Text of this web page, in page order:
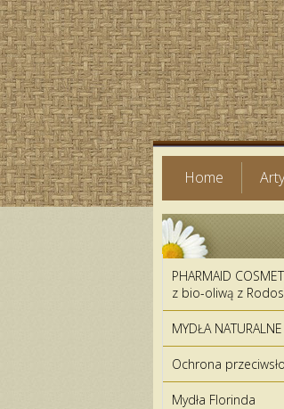
Home
PHARMAID
z bio-oliwą z
MYDŁA NATURALNE
Ochrona
Mydła Florinda